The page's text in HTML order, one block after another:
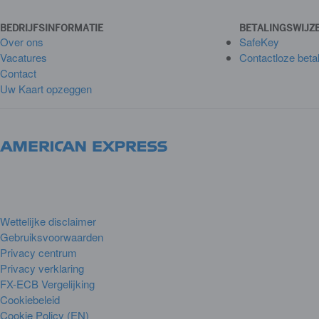
BEDRIJFSINFORMATIE
Over ons
Vacatures
Contact
Uw Kaart opzeggen
SafeKey
Contactloze
Wettelijke disclaimer
Gebruiksvoorwaarden
Privacy centrum
Privacy verklaring
FX-ECB Vergelijking
Cookiebeleid
Cookie Policy (EN)